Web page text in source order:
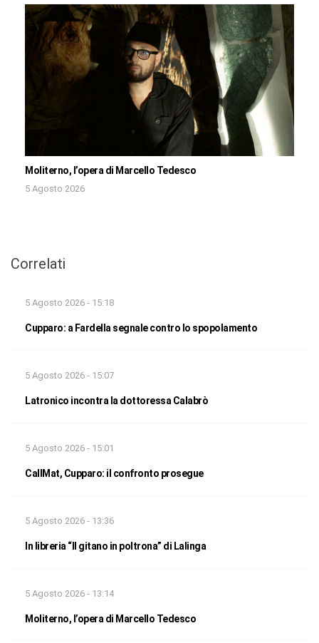
Moliterno, l’opera di Marcello Tedesco
5 Agosto 2026
Correlati
5 Agosto 2026 - 15:18
Cupparo: a Fardella segnale contro lo spopolamento
5 Agosto 2026 - 15:07
Latronico incontra la dottoressa Calabrò
5 Agosto 2026 - 15:01
CallMat, Cupparo: il confronto prosegue
5 Agosto 2026 - 13:36
In libreria “Il gitano in poltrona” di Lalinga
5 Agosto 2026 - 13:14
Moliterno, l’opera di Marcello Tedesco